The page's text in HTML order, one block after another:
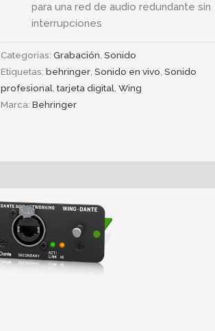
para una red de audio redundante sin
interrupciones
Categorías:Grabación,Sonido
Etiquetas:behringer,Sonido en vivo,Sonido
profesional,tarjeta digital,Wing
Marca:Behringer